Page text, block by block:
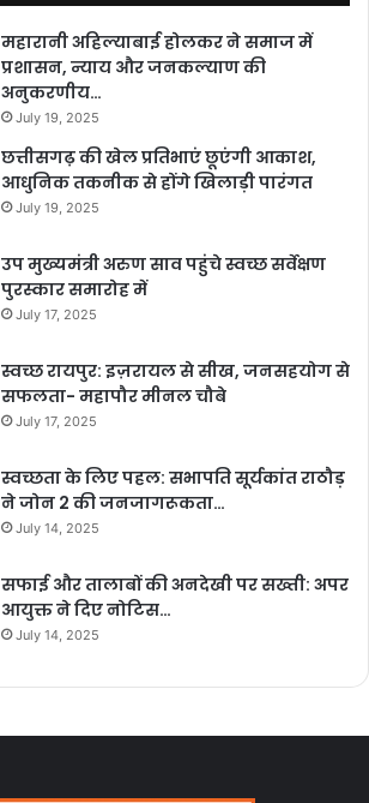
महारानी अहिल्याबाई होलकर ने समाज में
प्रशासन, न्याय और जनकल्याण की
अनुकरणीय…
July 19, 2025
छत्तीसगढ़ की खेल प्रतिभाएं छूएंगी आकाश,
आधुनिक तकनीक से होंगे खिलाड़ी पारंगत
July 19, 2025
उप मुख्यमंत्री अरुण साव पहुंचे स्वच्छ सर्वेक्षण
पुरस्कार समारोह में
July 17, 2025
स्वच्छ रायपुर: इज़रायल से सीख, जनसहयोग से
सफलता- महापौर मीनल चौबे
July 17, 2025
स्वच्छता के लिए पहल: सभापति सूर्यकांत राठौड़
ने जोन 2 की जनजागरूकता…
July 14, 2025
सफाई और तालाबों की अनदेखी पर सख्ती: अपर
आयुक्त ने दिए नोटिस…
July 14, 2025